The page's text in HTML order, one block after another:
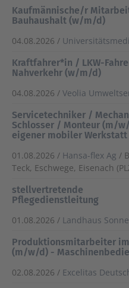
Kaufmännische/r
Bauhaushalt (w/m/d)
04.08.2026 /
Kraftfahrer*in / LKW-
Nahverkehr (w/m/d)
04.08.2026 / Veolia
Servicetechniker /
Schlosser / Monteur (m/
eigener mobiler Werkstatt
01.08.2026 / Hansa-flex Ag /
Teck, Eschwege, Eisenach
stellvertretende
Pflegedienstleitung
01.08.2026 / Landhaus
Produktionsmitarbeiter
(m/w/d) -
02.08.2026 / Excelitas